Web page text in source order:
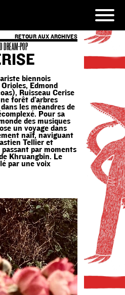
RETOUR AUX ARCHIVES
DREAM-POP
biennois
Edmond
Ruisseau Cerise
forêt d’arbres
les méandres de
Pour sa
des musiques
un voyage dans
naïf, naviguant
Tellier et
par moments
Khruangbin. Le
par une voix